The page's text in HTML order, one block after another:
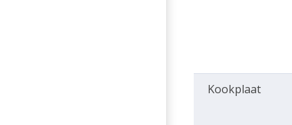
Kookplaat